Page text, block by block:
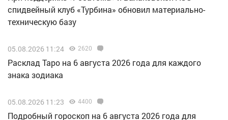
спидвейный клуб «Турбина» обновил материально-
техническую базу
05.08.2026 11:24 2620
Расклад Таро на 6 августа 2026 года для каждого
знака зодиака
05.08.2026 11:23 4400
Подробный гороскоп на 6 августа 2026 года для